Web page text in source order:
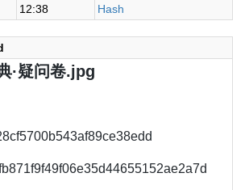
12:38
Hash
·疑问卷.jpg